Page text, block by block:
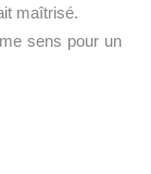
maîtrisé.
sens pour un